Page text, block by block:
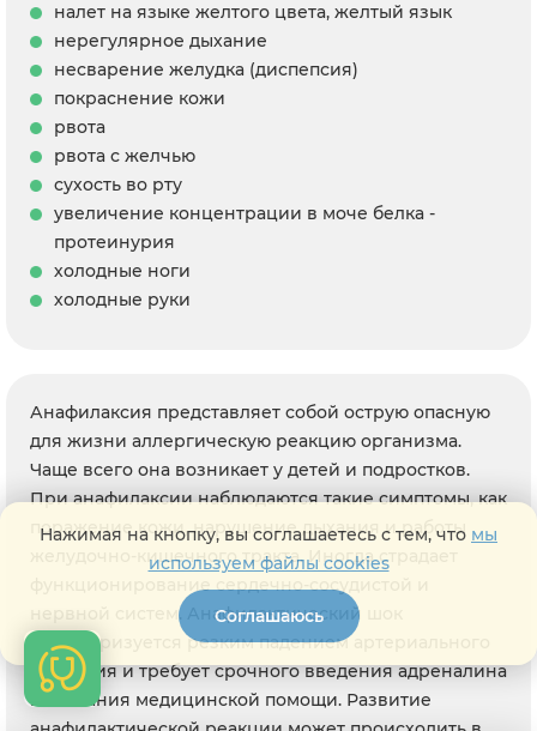
налет на языке желтого цвета, желтый язык
нерегулярное дыхание
несварение желудка (диспепсия)
покраснение кожи
рвота
рвота с желчью
сухость во рту
увеличение концентрации в моче белка -
протеинурия
холодные ноги
холодные руки
Анафилаксия представляет собой острую опасную
для жизни аллергическую реакцию организма.
Чаще всего она возникает у детей и подростков.
При анафилаксии наблюдаются такие симптомы, как
поражение кожи, нарушение дыхания и работы
желудочно-кишечного тракта. Иногда страдает
функционирование сердечно-сосудистой и
нервной систем. Анафилактический шок
характеризуется резким падением артериального
давления и требует срочного введения адреналина
и оказания медицинской помощи. Развитие
Нажимая на кнопку, вы соглашаетесь с тем, что мы
используем файлы cookies
Соглашаюсь